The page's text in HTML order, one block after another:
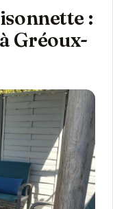
:
Gréoux-